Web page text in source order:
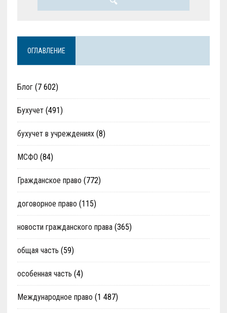
ОГЛАВЛЕНИЕ
Блог(7 602)
Бухучет(491)
бухучет в учреждениях(8)
МСФО (84)
Гражданское право (772)
договорное право (115)
новости гражданского права(365)
общая часть (59)
особенная часть (4)
Международное право (1 487)